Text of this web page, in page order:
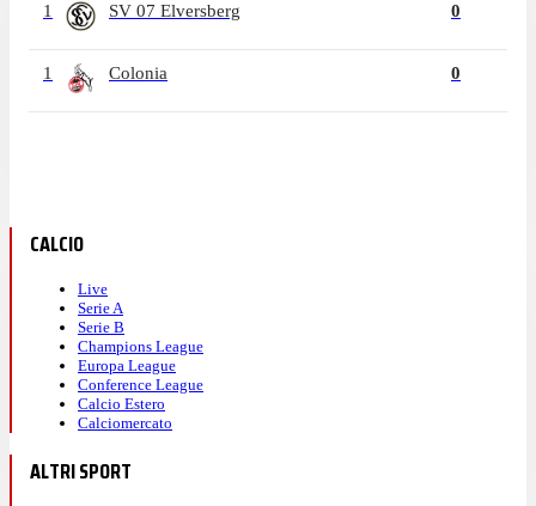
1 SV 07 Elversberg 0
1 Colonia 0
CALCIO
Live
Serie A
Serie B
Champions League
Europa League
Conference League
Calcio Estero
Calciomercato
ALTRI SPORT